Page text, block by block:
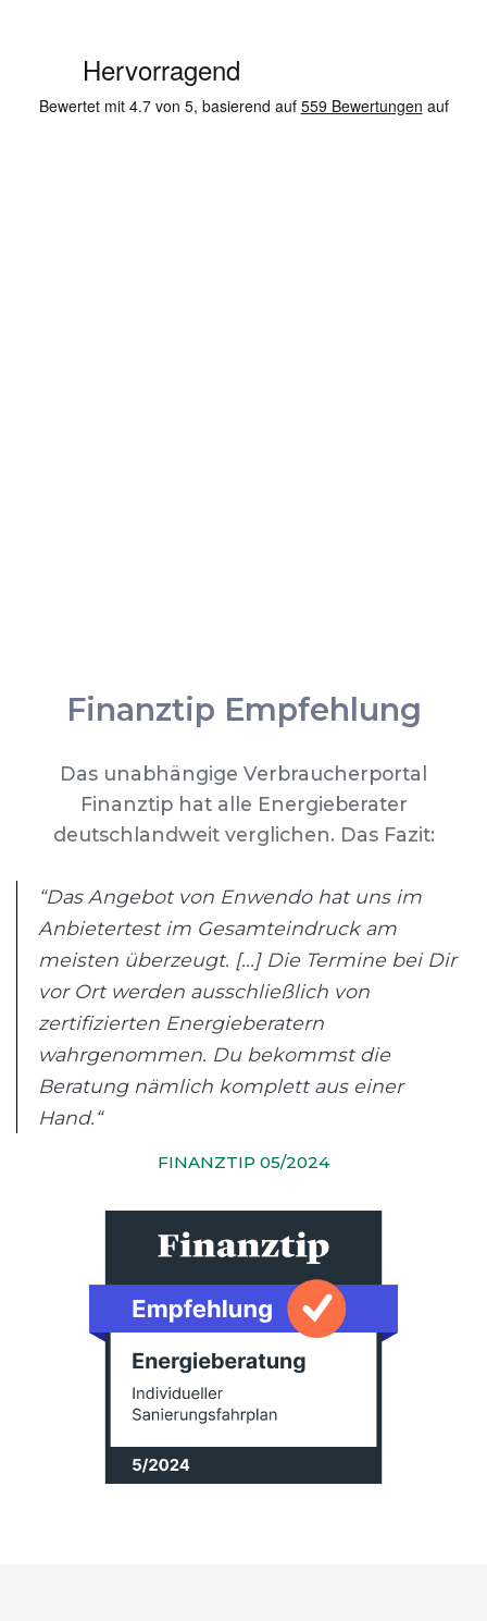
Finanztip Empfehlung
Das unabhängige Verbraucherportal
Finanztip hat alle Energieberater
deutschlandweit verglichen. Das Fazit:
“Das Angebot von Enwendo hat uns im
Anbietertest im Gesamteindruck am
meisten überzeugt. [...] Die Termine bei Dir
vor Ort werden ausschließlich von
zertifizierten Energieberatern
wahrgenommen. Du bekommst die
Beratung nämlich komplett aus einer
Hand.“
FINANZTIP 05/2024